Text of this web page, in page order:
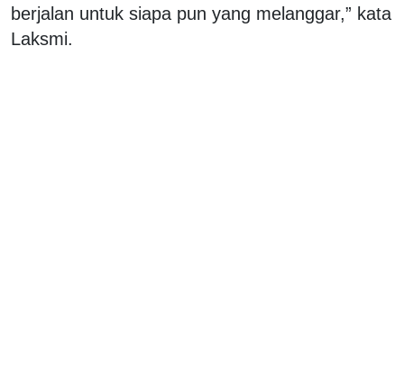
berjalan untuk siapa pun yang melanggar,” kata
Laksmi.